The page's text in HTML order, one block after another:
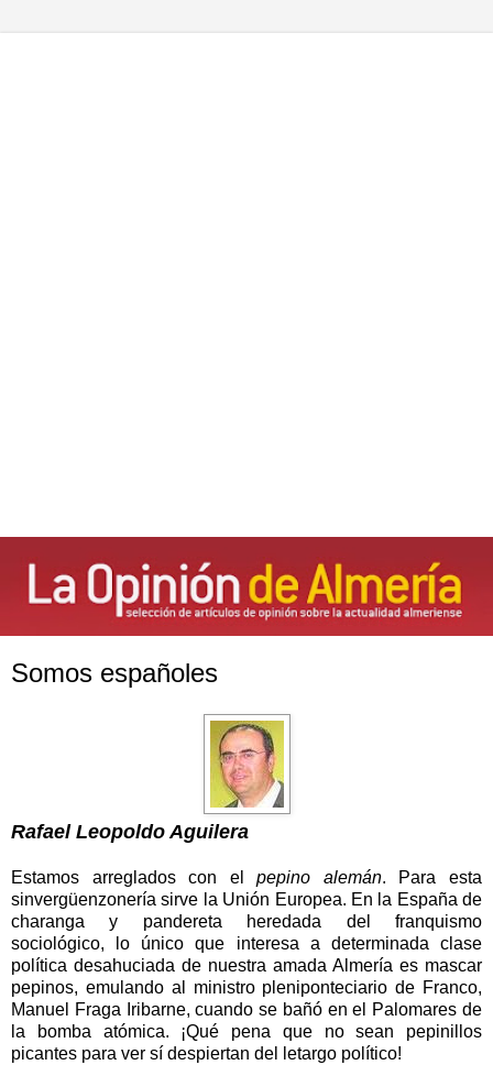
Somos españoles
Rafael Leopoldo Aguilera
Estamos arreglados con elpepino alemán. Para esta
sinvergüenzonería sirve la Unión Europea. En la España de
charanga y pandereta heredada del franquismo
sociológico, lo único que interesa a determinada clase
política desahuciada de nuestra amada Almería es mascar
pepinos, emulando al ministro pleniponteciario de Franco,
Manuel Fraga Iribarne, cuando se bañó en el Palomares de
la bomba atómica. ¡Qué pena que no sean pepinillos
picantes para ver sí despiertan del letargo político!